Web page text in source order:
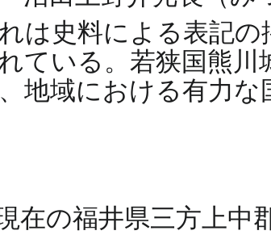
は史料による表記
ている。若狭国熊
地域における有力
在の福井県三方上